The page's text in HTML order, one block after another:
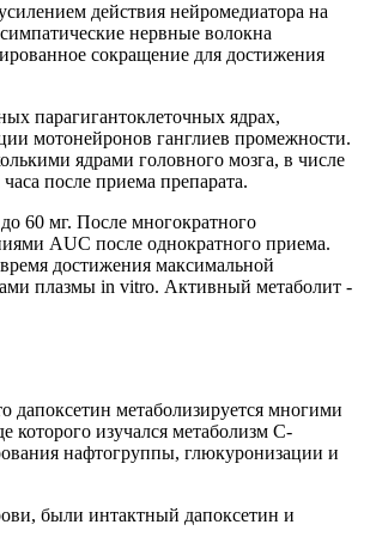
действия нейромедиатора на
нервные волокна
сокращение для достижения
парагигантоклеточных ядрах,
мотонейронов ганглиев промежности.
ядрами головного мозга, в числе
после приема препарата.
60 мг. После многократного
AUC после однократного приема.
достижения максимальной
плазмы in vitro. Активный метаболит -
дапоксетин метаболизируется многими
изучался метаболизм С-
нафтогруппы, глюкуронизации и
были интактный дапоксетин и